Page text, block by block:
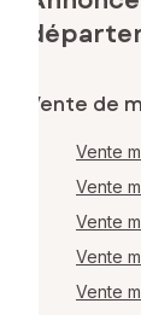
Vente de
Vente
Vente
Vente
Vente
Vente